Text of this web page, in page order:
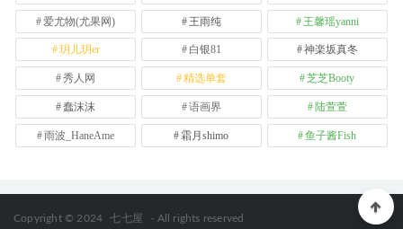
爱尤物(尤果网) 王雨纯 王馨瑶yanni
玥儿玥er 白银81 神楽坂真冬
秀人网 精选单套 芝芝Booty
蠢沫沫 语画界 陆萱萱
雨波_HaneAme 霜月shimo 鱼子酱Fish
Copyright © 2024 七七屋 - All rights reserved